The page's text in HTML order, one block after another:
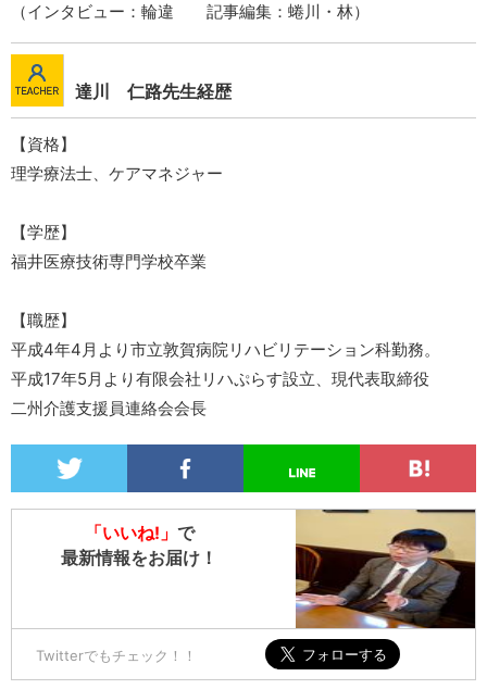
（インタビュー：輪違 記事編集：蜷川・林）
達川 仁路先生経歴
【資格】
理学療法士、ケアマネジャー
【学歴】
福井医療技術専門学校卒業
【職歴】
平成4年4月より市立敦賀病院リハビリテーション科勤務。
平成17年5月より有限会社リハぷらす設立、現代表取締役
二州介護支援員連絡会会長
「いいね!」 で
最新情報をお届け！
Twitterでもチェック！！